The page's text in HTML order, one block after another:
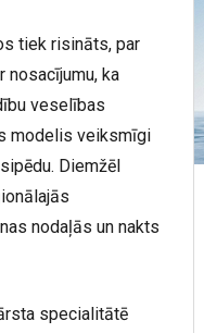
tiek risināts, par
ka
veselības
modelis veiksmīgi
Diemžēl
nodaļās un nakts
specialitātē